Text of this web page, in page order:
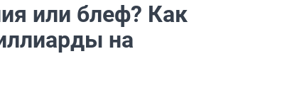
или блеф? Как
на